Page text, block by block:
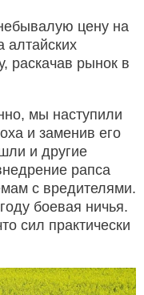
цену на
алтайских
раскачав рынок в
мы наступили
и заменив его
и другие
рапса
с вредителями.
боевая ничья.
сил практически